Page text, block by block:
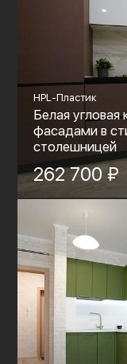
HPL-Пластик
Белая угловая
фасадами в
столешницей
262 700 ₽